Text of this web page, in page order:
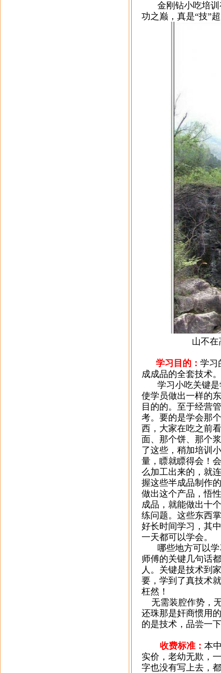
金刚钻小吃培
功之巅，真是“技”
山不在高，
学习目的： 学习
成成品的全套技术
学习小吃关键
使学员做出一样的
目的的。至于经营
考。要的是学会那
西，大家在吃之前
面、那个饼、那个
了这些，稍加培训
量，瞟就瞟得会！
么加工出来的，就
握这些半成品制作
做出这个产品，悟
成品，就能做出十
练问题。这些东西
好长时间学习，其
一天都可以学会。
哪些地方可以
师傅的关键几句话
人。关键是技术到
要，学到了真技术
枉然！
无需装腔作势，
还珠那是奸商惯用
的是技术，品尝一
收费标准： 本
实价，老幼无欺，
字也没有写上去，